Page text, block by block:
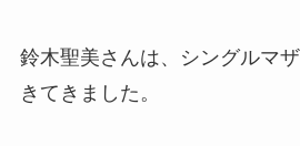
鈴木聖美さんは、シングルマ
きてきました。